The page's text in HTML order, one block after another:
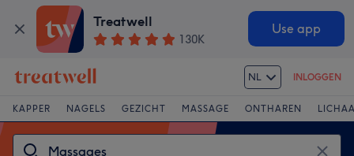
Treatwell
130K
Use app
NL INLOGGEN
KAPPER NAGELS GEZICHT MASSAGE ONTHAREN